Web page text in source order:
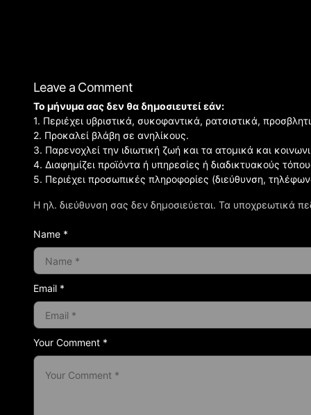
Leave a Comment
Η ηλ. διεύθυνση σας δεν δημοσιεύεται. Τα υποχρεωτικά
Your Comment *
Το μήνυμα σας δεν θα δημοσιευτεί εάν:
1. Περιέχει υβριστικά, συκοφαντικά, ρατσιστικά,
2. Προκαλεί βλάβη σε ανηλίκους.
3. Παρενοχλεί την ιδιωτική ζωή και τα ατομικά και
4. Διαφημίζει προϊόντα ή υπηρεσίες ή διαδικτυακούς
5. Περιέχει προσωπικές πληροφορίες (διεύθυνση,
Name *
Email *